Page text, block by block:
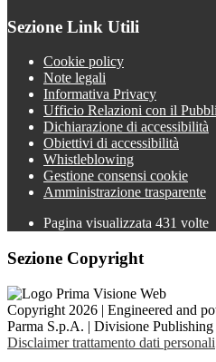
Sezione Link Utili
Cookie policy
Note legali
Informativa Privacy
Ufficio Relazioni con il
Dichiarazione di accessibilità
Obiettivi di accessibilità
Whistleblowing
Gestione consensi cookie
Amministrazione trasparente
Pagina visualizzata 431 volte
Sezione Copyright
Copyright 2026 | Engineered and
Parma S.p.A. | Divisione
Disclaimer trattamento dati personali